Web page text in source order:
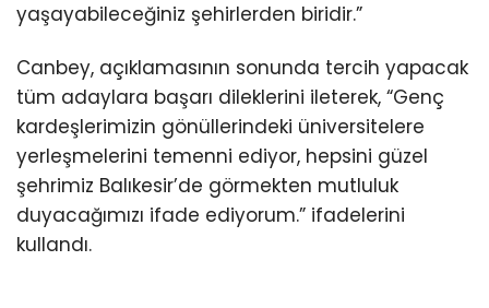
yaşayabileceğiniz şehirlerden biridir.”
Canbey, açıklamasının sonunda tercih yapacak
tüm adaylara başarı dileklerini ileterek, “Genç
kardeşlerimizin gönüllerindeki üniversitelere
yerleşmelerini temenni ediyor, hepsini güzel
şehrimiz Balıkesir’de görmekten mutluluk
duyacağımızı ifade ediyorum.” ifadelerini
kullandı.